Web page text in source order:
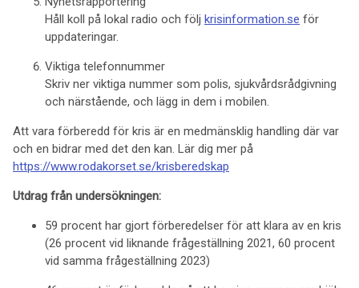
Håll koll på lokal radio och följ krisinformation.se för
uppdateringar.
Viktiga telefonnummer
Skriv ner viktiga nummer som polis, sjukvårdsrådgivning
och närstående, och lägg in dem i mobilen.
Att vara förberedd för kris är en medmänsklig handling där var
och en bidrar med det den kan. Lär dig mer på
https://www.rodakorset.se/krisberedskap
Utdrag från undersökningen:
59 procent har gjort förberedelser för att klara av en kris
(26 procent vid liknande frågeställning 2021, 60 procent
vid samma frågeställning 2023)